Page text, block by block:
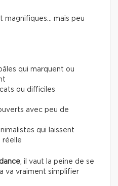
magnifiques… mais peu
qui marquent ou
ou difficiles
avec peu de
qui laissent
réelle
, il vaut la peine de se
va vraiment simplifier